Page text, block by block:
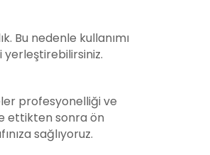
Bu nedenle kullanımı
yerleştirebilirsiniz.
profesyonelliği ve
ettikten sonra ön
sağlıyoruz.